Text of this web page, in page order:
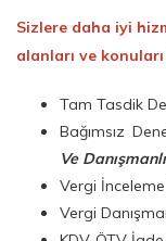
Sizlere daha iyi
alanları ve
Tam Tasdik
Bağımsız
Ve
Vergi İnceleme
Vergi